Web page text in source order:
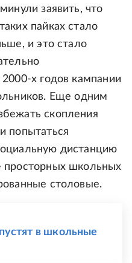
заявить, что
пайках стало
и это стало
х годов кампании
Еще одним
скопления
попытаться
дистанцию
просторных школьных
столовые.
в школьные